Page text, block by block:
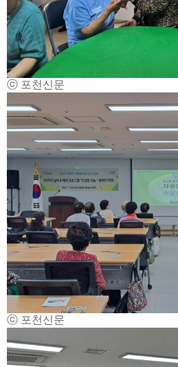
ⓒ 포천신문
ⓒ 포천신문